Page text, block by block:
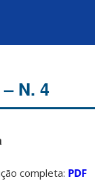
N. 4
completa: PDF